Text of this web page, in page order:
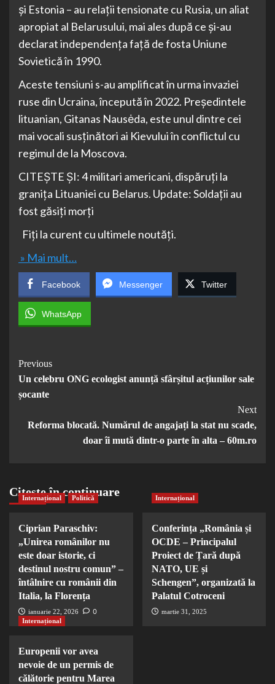
și Estonia – au relații tensionate cu Rusia, un aliat
apropiat al Belarusului, mai ales după ce și-au
declarat independența față de fosta Uniune
Sovietică în 1990.
Aceste tensiuni s-au amplificat în urma invaziei
ruse din Ucraina, începută în 2022. Președintele
lituanian, Gitanas Nausėda, este unul dintre cei
mai vocali susținători ai Kievului în conflictul cu
regimul de la Moscova.
CITEȘTE ȘI: 4 militari americani, dispăruți la
granița Lituaniei cu Belarus. Update: Soldații au
fost găsiți morți
Fiți la curent cu ultimele noutăți.
» Mai mult…
Facebook Messenger Twitter
WhatsApp
Post
Navigation
Previous
Un celebru ONG ecologist anunță sfârșitul acțiunilor sale
șocante
Next
Reforma blocată. Numărul de angajați la stat nu scade,
doar îi mută dintr-o parte în alta – 60m.ro
Citește în continuare
Internațional Politică
Ciprian Paraschiv:
„Unirea românilor nu
este doar istorie, ci
destinul nostru comun” –
întâlnire cu românii din
Italia, la Florența
ianuarie 22, 2026 0
Internațional
Conferința „România și
OCDE – Principalul
Proiect de Țară după
NATO, UE și
Schengen”, organizată la
Palatul Cotroceni
martie 31, 2025
Internațional
Europenii vor avea
nevoie de un permis de
călătorie pentru Marea